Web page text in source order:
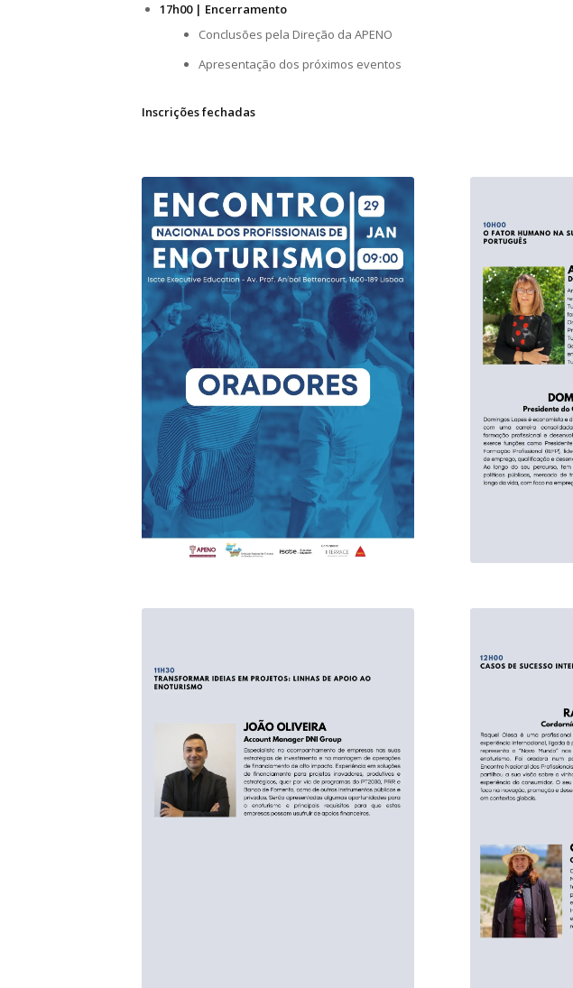
17h00 | Encerramento
Conclusões pela Direção da APENO
Apresentação dos próximos eventos
Inscrições fechadas